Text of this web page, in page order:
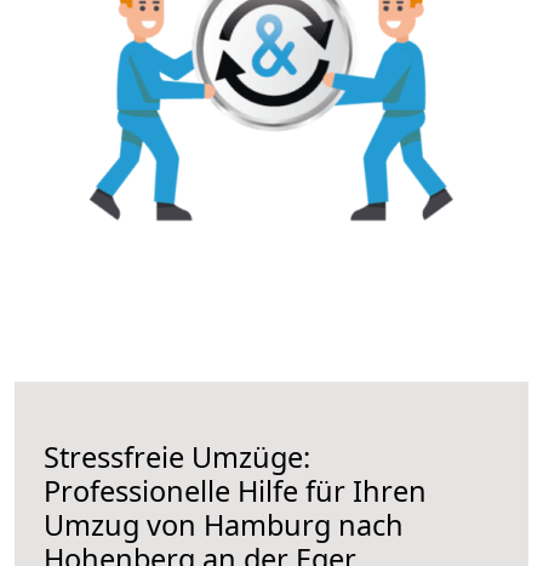
Stressfreie Umzüge:
Professionelle Hilfe für Ihren
Umzug von Hamburg nach